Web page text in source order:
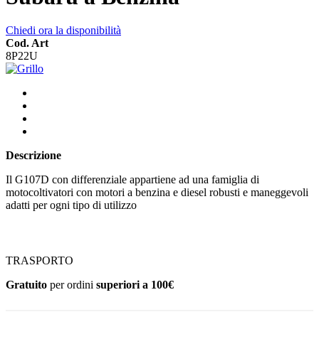
Chiedi ora la disponibilità
Cod. Art
8P22U
Descrizione
Il G107D con differenziale appartiene ad una famiglia di
motocoltivatori con motori a benzina e diesel robusti e maneggevoli
adatti per ogni tipo di utilizzo
TRASPORTO
Gratuito per ordini superiori a 100€